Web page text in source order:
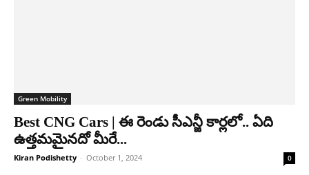
Green Mobility
Best CNG Cars | ఈ రెండు సీఎన్జీ కార్లలో.. ఏది
ఉత్తమమైనదో మీరే...
Kiran Podishetty - October 1, 2024 0